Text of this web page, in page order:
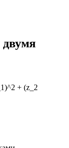
+ (z_2